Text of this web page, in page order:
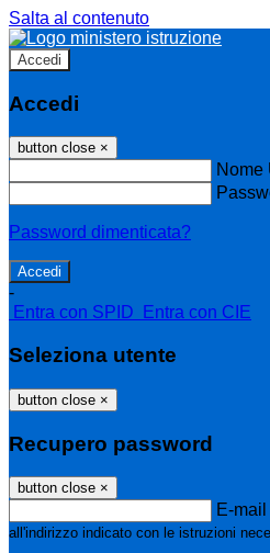
Salta al contenuto
Accedi
Accedi
button close ×
Nome
Password dimenticata?
-
Entra con SPID
Entra con CIE
Seleziona utente
button close ×
Recupero password
button close ×
E-mail
all'indirizzo indicato con le istruzioni